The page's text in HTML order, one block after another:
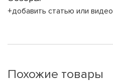
+добавить статью или видео
Похожие товары